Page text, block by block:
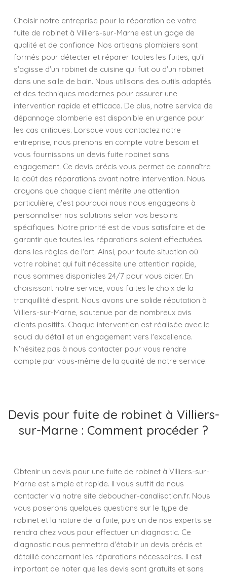
Choisir notre entreprise pour la réparation de votre
fuite de robinet à Villiers-sur-Marne est un gage de
qualité et de confiance. Nos artisans plombiers sont
formés pour détecter et réparer toutes les fuites, qu'il
s'agisse d'un robinet de cuisine qui fuit ou d'un robinet
dans une salle de bain. Nous utilisons des outils adaptés
et des techniques modernes pour assurer une
intervention rapide et efficace. De plus, notre service de
dépannage plomberie est disponible en urgence pour
les cas critiques. Lorsque vous contactez notre
entreprise, nous prenons en compte votre besoin et
vous fournissons un devis fuite robinet sans
engagement. Ce devis précis vous permet de connaître
le coût des réparations avant notre intervention. Nous
croyons que chaque client mérite une attention
particulière, c'est pourquoi nous nous engageons à
personnaliser nos solutions selon vos besoins
spécifiques. Notre priorité est de vous satisfaire et de
garantir que toutes les réparations soient effectuées
dans les règles de l'art. Ainsi, pour toute situation où
votre robinet qui fuit nécessite une attention rapide,
nous sommes disponibles 24/7 pour vous aider. En
choisissant notre service, vous faites le choix de la
tranquillité d'esprit. Nous avons une solide réputation à
Villiers-sur-Marne, soutenue par de nombreux avis
clients positifs. Chaque intervention est réalisée avec le
souci du détail et un engagement vers l'excellence.
N'hésitez pas à nous contacter pour vous rendre
compte par vous-même de la qualité de notre service.
Devis pour fuite de robinet à Villiers-
sur-Marne : Comment procéder ?
Obtenir un devis pour une fuite de robinet à Villiers-sur-
Marne est simple et rapide. Il vous suffit de nous
contacter via notre site deboucher-canalisation.fr. Nous
vous poserons quelques questions sur le type de
robinet et la nature de la fuite, puis un de nos experts se
rendra chez vous pour effectuer un diagnostic. Ce
diagnostic nous permettra d'établir un devis précis et
détaillé concernant les réparations nécessaires. Il est
important de noter que les devis sont gratuits et sans